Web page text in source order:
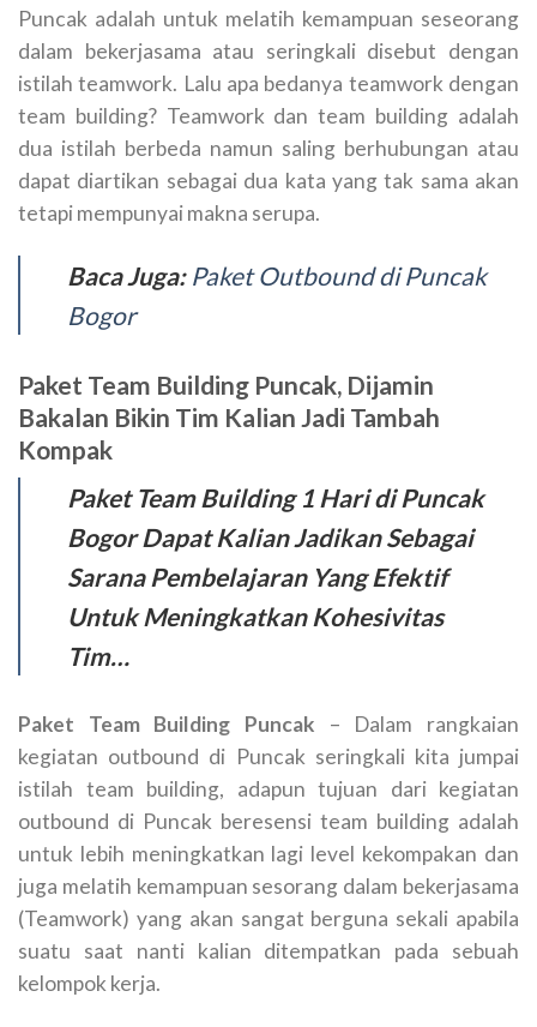
Puncak adalah untuk melatih kemampuan seseorang
dalam bekerjasama atau seringkali disebut dengan
istilah teamwork. Lalu apa bedanya teamwork dengan
team building? Teamwork dan team building adalah
dua istilah berbeda namun saling berhubungan atau
dapat diartikan sebagai dua kata yang tak sama akan
tetapi mempunyai makna serupa.
Baca Juga: Paket Outbound di Puncak
Bogor
Paket Team Building Puncak, Dijamin
Bakalan Bikin Tim Kalian Jadi Tambah
Kompak
Paket Team Building 1 Hari di Puncak
Bogor Dapat Kalian Jadikan Sebagai
Sarana Pembelajaran Yang Efektif
Untuk Meningkatkan Kohesivitas
Tim…
Paket Team Building Puncak – Dalam rangkaian
kegiatan outbound di Puncak seringkali kita jumpai
istilah team building, adapun tujuan dari kegiatan
outbound di Puncak beresensi team building adalah
untuk lebih meningkatkan lagi level kekompakan dan
juga melatih kemampuan sesorang dalam bekerjasama
(Teamwork) yang akan sangat berguna sekali apabila
suatu saat nanti kalian ditempatkan pada sebuah
kelompok kerja.